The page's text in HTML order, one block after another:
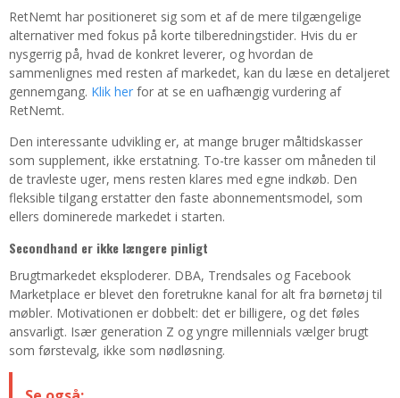
RetNemt har positioneret sig som et af de mere tilgængelige
alternativer med fokus på korte tilberedningstider. Hvis du er
nysgerrig på, hvad de konkret leverer, og hvordan de
sammenlignes med resten af markedet, kan du læse en detaljeret
gennemgang. Klik her for at se en uafhængig vurdering af
RetNemt.
Den interessante udvikling er, at mange bruger måltidskasser
som supplement, ikke erstatning. To-tre kasser om måneden til
de travleste uger, mens resten klares med egne indkøb. Den
fleksible tilgang erstatter den faste abonnementsmodel, som
ellers dominerede markedet i starten.
Secondhand er ikke længere pinligt
Brugtmarkedet eksploderer. DBA, Trendsales og Facebook
Marketplace er blevet den foretrukne kanal for alt fra børnetøj til
møbler. Motivationen er dobbelt: det er billigere, og det føles
ansvarligt. Især generation Z og yngre millennials vælger brugt
som førstevalg, ikke som nødløsning.